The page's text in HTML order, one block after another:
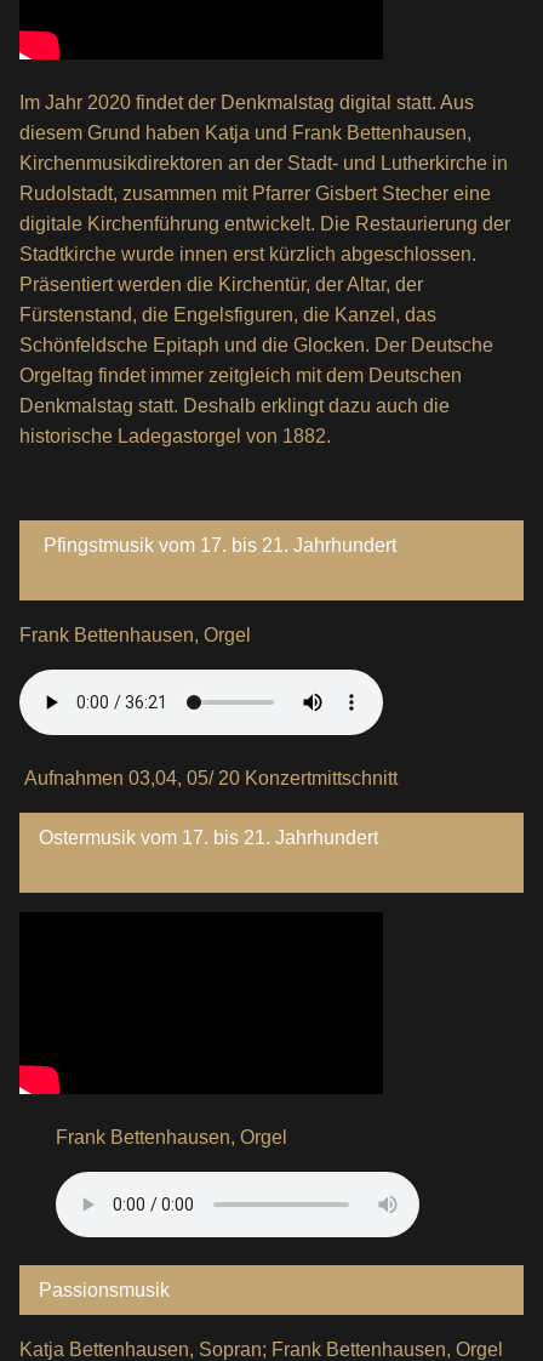
Im Jahr 2020 findet der Denkmalstag digital statt. Aus
diesem Grund haben Katja und Frank Bettenhausen,
Kirchenmusikdirektoren an der Stadt- und Lutherkirche in
Rudolstadt, zusammen mit Pfarrer Gisbert Stecher eine
digitale Kirchenführung entwickelt. Die Restaurierung der
Stadtkirche wurde innen erst kürzlich abgeschlossen.
Präsentiert werden die Kirchentür, der Altar, der
Fürstenstand, die Engelsfiguren, die Kanzel, das
Schönfeldsche Epitaph und die Glocken. Der Deutsche
Orgeltag findet immer zeitgleich mit dem Deutschen
Denkmalstag statt. Deshalb erklingt dazu auch die
historische Ladegastorgel von 1882.
Pfingstmusik vom 17. bis 21. Jahrhundert
Frank Bettenhausen, Orgel
Aufnahmen 03,04, 05/ 20 Konzertmittschnitt
Ostermusik vom 17. bis 21. Jahrhundert
Frank Bettenhausen, Orgel
Passionsmusik
Katja Bettenhausen, Sopran; Frank Bettenhausen, Orgel